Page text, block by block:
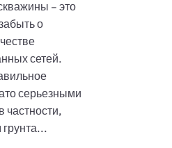
– это
о
сетей.
серьезными
частности,